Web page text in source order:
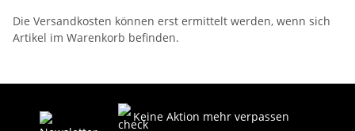
Die Versandkosten können erst ermittelt werden, wenn sich
Artikel im Warenkorb befinden.
Keine Aktion mehr verpassen